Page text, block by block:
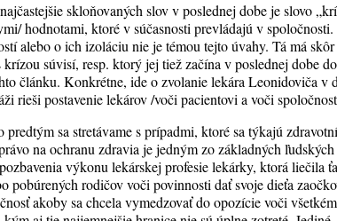
skloňovaných slov v poslednej dobe je slovo
hodnotami, ktoré v súčasnosti prevládajú v
alebo o ich izoláciu nie je témou tejto úvahy. Tá má
krízou súvisí, resp. ktorý jej tiež začína v poslednej dobe
článku. Konkrétne, ide o zvolanie lekára Leonidoviča
rieši postavenie lekárov /voči pacientovi a voči
predtým sa stretávame s prípadmi, ktoré sa týkajú
na ochranu zdravia je jedným zo základných
výkonu lekárskej profesie lekárky, ktorá liečila
pobúrených rodičov voči povinnosti dať svoje dieťa
akoby sa chcela vymedzovať do opozície voči